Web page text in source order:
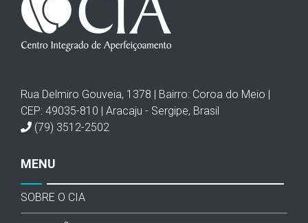
Rua Delmiro Gouveia, 1378 | Bairro: Coroa do Meio |
CEP: 49035-810 | Aracaju - Sergipe, Brasil
(79) 3512-2502
MENU
SOBRE O CIA